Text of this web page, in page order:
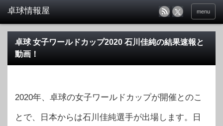
menu
卓球 女子ワールドカップ2020 石川佳純の結果速報と
動画！
2020年、卓球の女子ワールドカップが開催とのこ
とで、日本からは石川佳純選手が出場します。日